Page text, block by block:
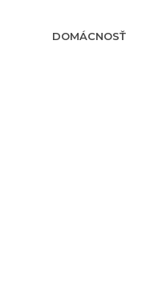
DOMÁCNOSŤ